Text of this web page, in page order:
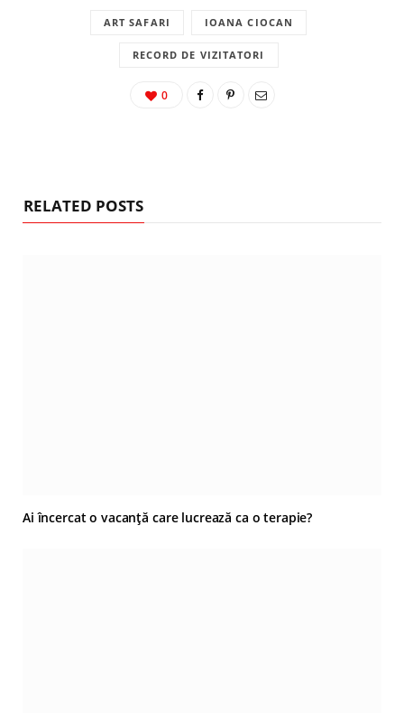
ART SAFARI IOANA CIOCAN
RECORD DE VIZITATORI
0
RELATED POSTS
Ai încercat o vacanță care lucrează ca o terapie?